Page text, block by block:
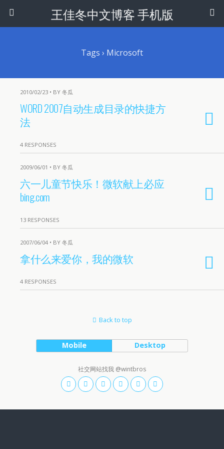
王佳冬中文博客 手机版
Tags › Microsoft
2010/02/23 • BY 冬瓜
WORD 2007自动生成目录的快捷方
法
4 RESPONSES
2009/06/01 • BY 冬瓜
六一儿童节快乐！微软献上必应
bing.com
13 RESPONSES
2007/06/04 • BY 冬瓜
拿什么来爱你，我的微软
4 RESPONSES
Back to top
Mobile Desktop
社交网站找我 @wintbros